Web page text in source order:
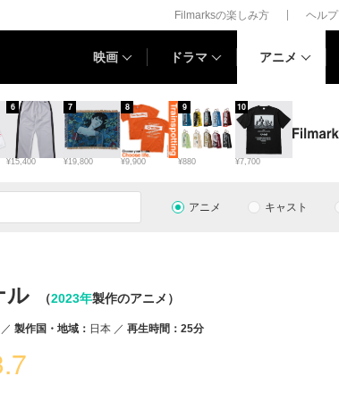
Filmarksの楽しみ方 ヘルプ
映画 ドラマ アニメ
¥15,400
6
¥19,800
7
¥9,900
8
¥880
9
¥7,700
10
アニメ キャスト
ル （2023年製作のアニメ）
製作国・地域： 日本 再生時間：25分